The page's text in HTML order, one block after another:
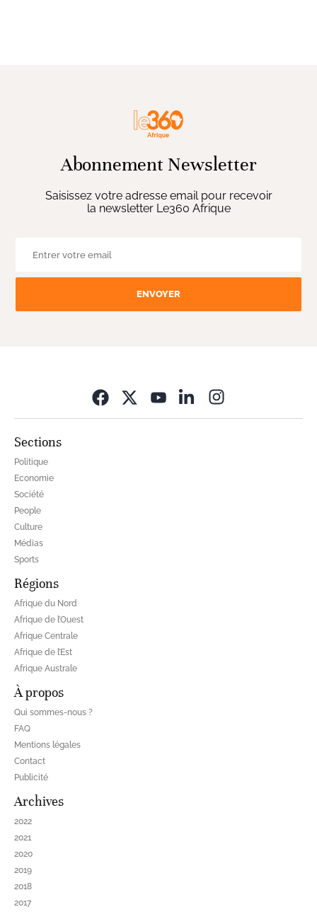
Abonnement Newsletter
Saisissez votre adresse email pour recevoir
la newsletter Le360 Afrique
ENVOYER
Sections
Politique
Economie
Société
People
Culture
Médias
Sports
Régions
Afrique du Nord
Afrique de l’Ouest
Afrique Centrale
Afrique de l’Est
Afrique Australe
À propos
Qui sommes-nous ?
FAQ
Mentions légales
Contact
Publicité
Archives
2022
2021
2020
2019
2018
2017